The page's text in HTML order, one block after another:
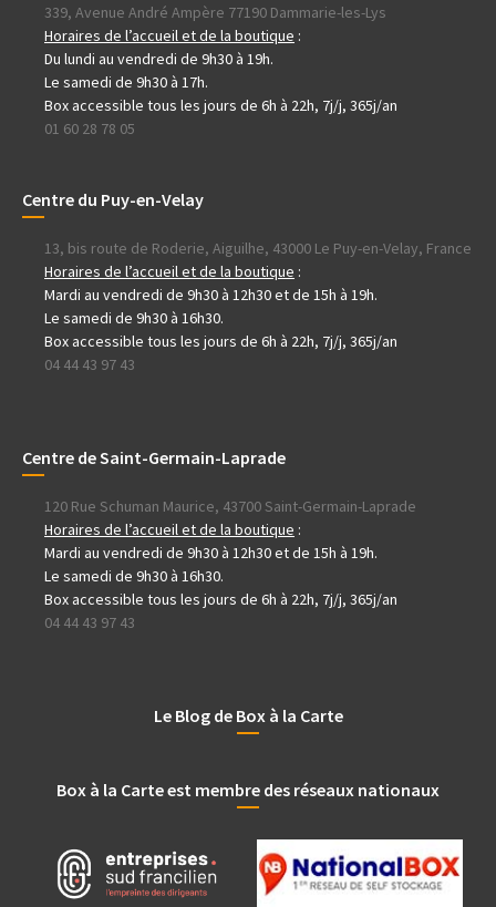
339, Avenue André Ampère 77190 Dammarie-les-Lys
Horaires de l’accueil et de la boutique :
Du lundi au vendredi de 9h30 à 19h.
Le samedi de 9h30 à 17h.
Box accessible tous les jours de 6h à 22h, 7j/j, 365j/an
01 60 28 78 05
Centre du Puy-en-Velay
13, bis route de Roderie, Aiguilhe, 43000 Le Puy-en-Velay, France
Horaires de l’accueil et de la boutique :
Mardi au vendredi de 9h30 à 12h30 et de 15h à 19h.
Le samedi de 9h30 à 16h30.
Box accessible tous les jours de 6h à 22h, 7j/j, 365j/an
04 44 43 97 43
Centre de Saint-Germain-Laprade
120 Rue Schuman Maurice, 43700 Saint-Germain-Laprade
Horaires de l’accueil et de la boutique :
Mardi au vendredi de 9h30 à 12h30 et de 15h à 19h.
Le samedi de 9h30 à 16h30.
Box accessible tous les jours de 6h à 22h, 7j/j, 365j/an
04 44 43 97 43
Le Blog de Box à la Carte
Box à la Carte est membre des réseaux nationaux